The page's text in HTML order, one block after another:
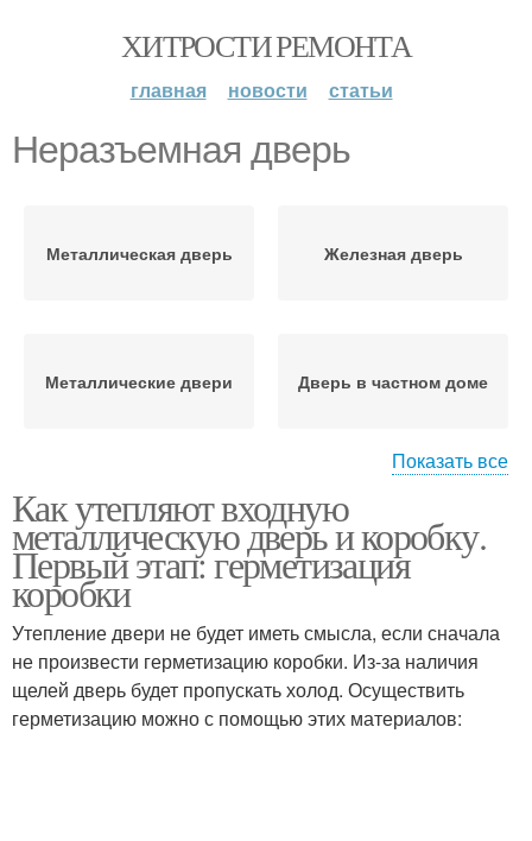
ХИТРОСТИ РЕМОНТА
главная новости статьи
Неразъемная дверь
Металлическая дверь Железная дверь
Металлические двери Дверь в частном доме
Китайская дверь Двери из китая
Показать все
Как утепляют входную
металлическую дверь и коробку.
Первый этап: герметизация
коробки
Утепление двери не будет иметь смысла, если сначала
не произвести герметизацию коробки. Из-за наличия
щелей дверь будет пропускать холод. Осуществить
герметизацию можно с помощью этих материалов: